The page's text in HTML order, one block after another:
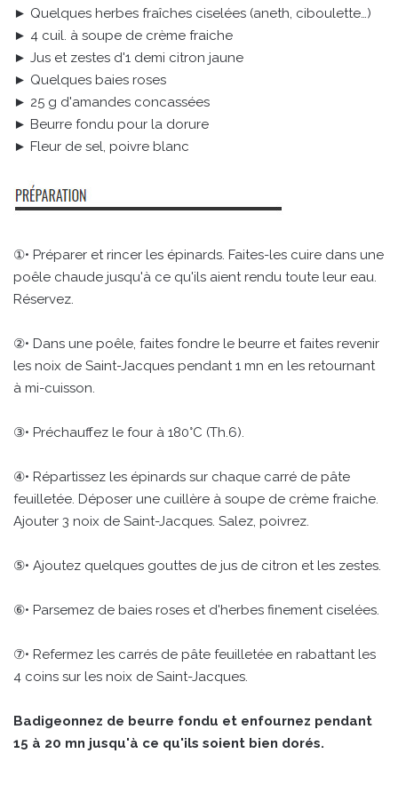
► Quelques herbes fraîches ciselées (aneth, ciboulette…)
► 4 cuil. à soupe de crème fraiche
► Jus et zestes d'1 demi citron jaune
► Quelques baies roses
► 25 g d'amandes concassées
► Beurre fondu pour la dorure
► Fleur de sel, poivre blanc
①• Préparer et rincer les épinards. Faites-les cuire dans une
poêle chaude jusqu'à ce qu'ils aient rendu toute leur eau.
Réservez.
②• Dans une poêle, faites fondre le beurre et faites revenir
les noix de Saint-Jacques pendant 1 mn en les retournant
à mi-cuisson.
③• Préchauffez le four à 180°C (Th.6).
④• Répartissez les épinards sur chaque carré de pâte
feuilletée. Déposer une cuillère à soupe de crème fraiche.
Ajouter 3 noix de Saint-Jacques. Salez, poivrez.
⑤• Ajoutez quelques gouttes de jus de citron et les zestes.
⑥• Parsemez de baies roses et d'herbes finement ciselées.
⑦• Refermez les carrés de pâte feuilletée en rabattant les
4 coins sur les noix de Saint-Jacques.
Badigeonnez de beurre fondu et enfournez pendant
15 à 20 mn jusqu'à ce qu'ils soient bien dorés.